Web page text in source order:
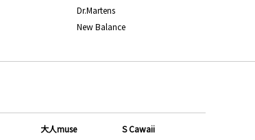
Dr.Martens
New Balance
大人muse S Cawaii